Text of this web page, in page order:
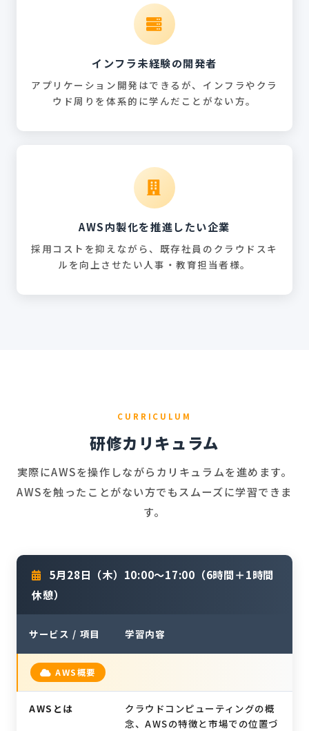
インフラ未経験の開発者
アプリケーション開発はできるが、インフラやクラ
ウド周りを体系的に学んだことがない方。
AWS内製化を推進したい企業
採用コストを抑えながら、既存社員のクラウドスキ
ルを向上させたい人事・教育担当者様。
CURRICULUM
研修カリキュラム
実際にAWSを操作しながらカリキュラムを進めます。
AWSを触ったことがない方でもスムーズに学習できま
す。
5月28日（木）10:00〜17:00（6時間＋1時間
休憩）
サービス / 項目 学習内容
AWS概要
AWSとは
クラウドコンピューティングの概
念、AWSの特徴と市場での位置づ